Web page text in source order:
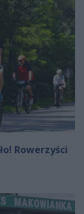
Rowerzyści